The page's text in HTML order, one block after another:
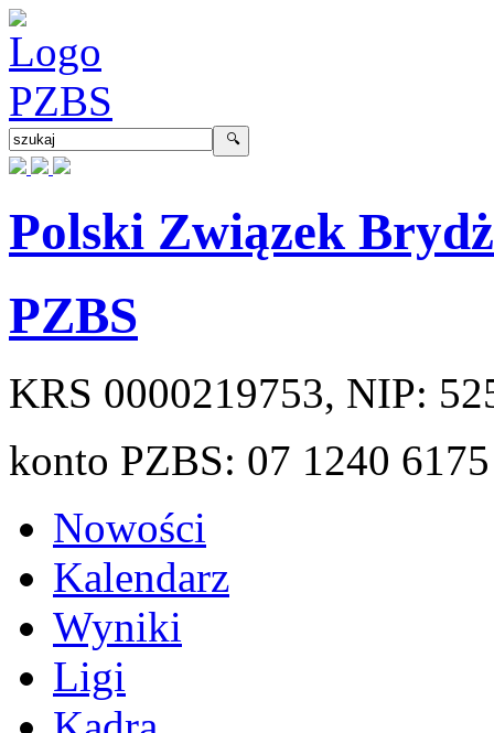
Polski Związek
PZBS
KRS 0000219753, NIP:
konto PZBS: 07 1240
Nowości
Kalendarz
Wyniki
Ligi